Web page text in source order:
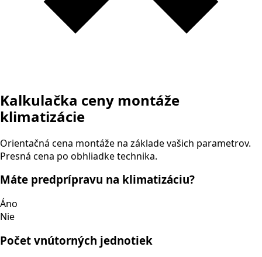
Kalkulačka ceny montáže
klimatizácie
Orientačná cena montáže na základe vašich parametrov.
Presná cena po obhliadke technika.
Máte predprípravu na klimatizáciu?
Áno
Nie
Počet vnútorných jednotiek